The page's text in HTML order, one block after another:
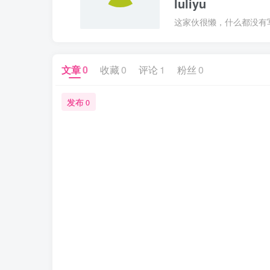
这家伙很懒，什么都没有
文章0 收藏 0 评论 1 粉丝 0
发布0